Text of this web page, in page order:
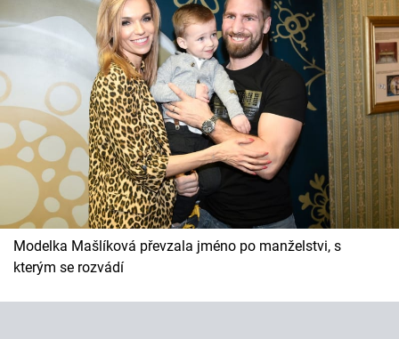
Modelka Mašlíková převzala jméno po manželstvi, s
kterým se rozvádí